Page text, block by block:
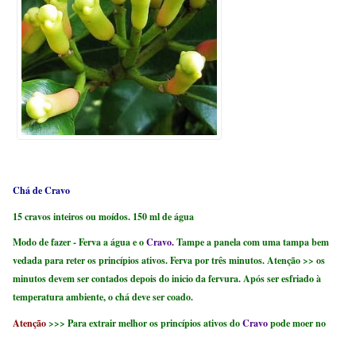
Chá de Cravo
15cravos inteiros ou moídos. 150ml de água
Modo de fazer - Ferva a água e oCravo.Tampea panela com uma tampa bem
vedada para reter os princípios ativos.Ferva por três minutos.Atenção >>os
minutos devem ser contados depois do inicio da fervura.Após ser esfriado à
temperatura ambiente, o chá deve sercoado.
Atenção>>> Para extrairmelhor os princípios ativos doCravopodemoer no